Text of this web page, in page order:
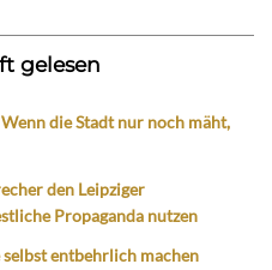
gelesen
die Stadt nur noch mäht,
den Leipziger
Propaganda nutzen
entbehrlich machen